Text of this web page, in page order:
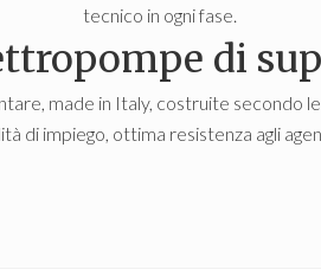
tecnico in ogni fase.
di
made in Italy, costruite secondo
di impiego, ottima resistenza agli